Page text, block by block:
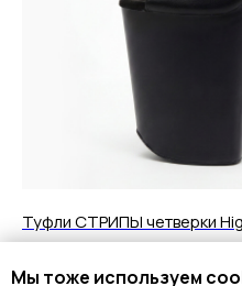
Мы тоже используем
Туфли СТРИПЫ четверки
10 890